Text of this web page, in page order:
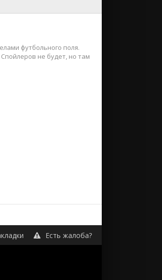
футбольного поля.
не будет, но там
Есть жалоба?